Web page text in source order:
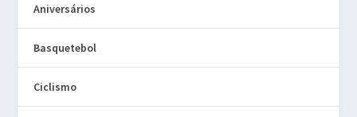
Aniversários
Basquetebol
Ciclismo